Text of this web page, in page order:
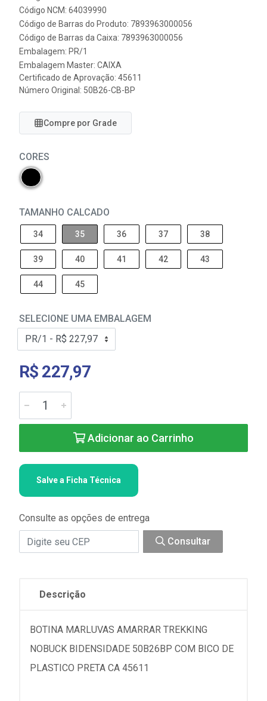
Código NCM: 64039990
Código de Barras do Produto: 7893963000056
Código de Barras da Caixa: 7893963000056
Embalagem: PR/1
Embalagem Master: CAIXA
Certificado de Aprovação: 45611
Número Original: 50B26-CB-BP
Compre por Grade
CORES
TAMANHO CALCADO
34 35 36 37 38
39 40 41 42 43
44 45
SELECIONE UMA EMBALAGEM
R$ 227,97
Adicionar ao Carrinho
Salve a Ficha Técnica
Consulte as opções de entrega
Consultar
Descrição
BOTINA MARLUVAS AMARRAR TREKKING
NOBUCK BIDENSIDADE 50B26BP COM BICO DE
PLASTICO PRETA CA 45611